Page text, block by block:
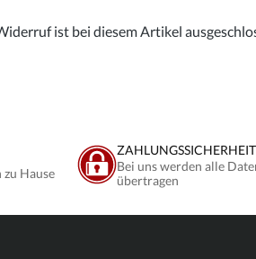
ist bei diesem Artikel
Hause
ZAHLUNGSSICHERHEIT
Bei uns werden alle
übertragen